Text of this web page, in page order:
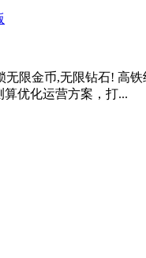
无限金币,无限钻石! 高
优化运营方案，打...